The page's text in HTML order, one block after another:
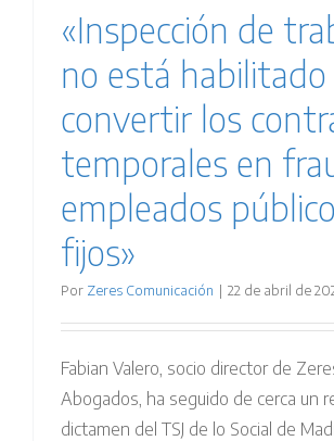
«Inspección de
no está habilitado
convertir los
temporales en
empleados
fijos»
Por Zeres Comunicación | 22 de abril de
Fabian Valero, socio director de
Abogados, ha seguido de cerca un
dictamen del TSJ de lo Social de